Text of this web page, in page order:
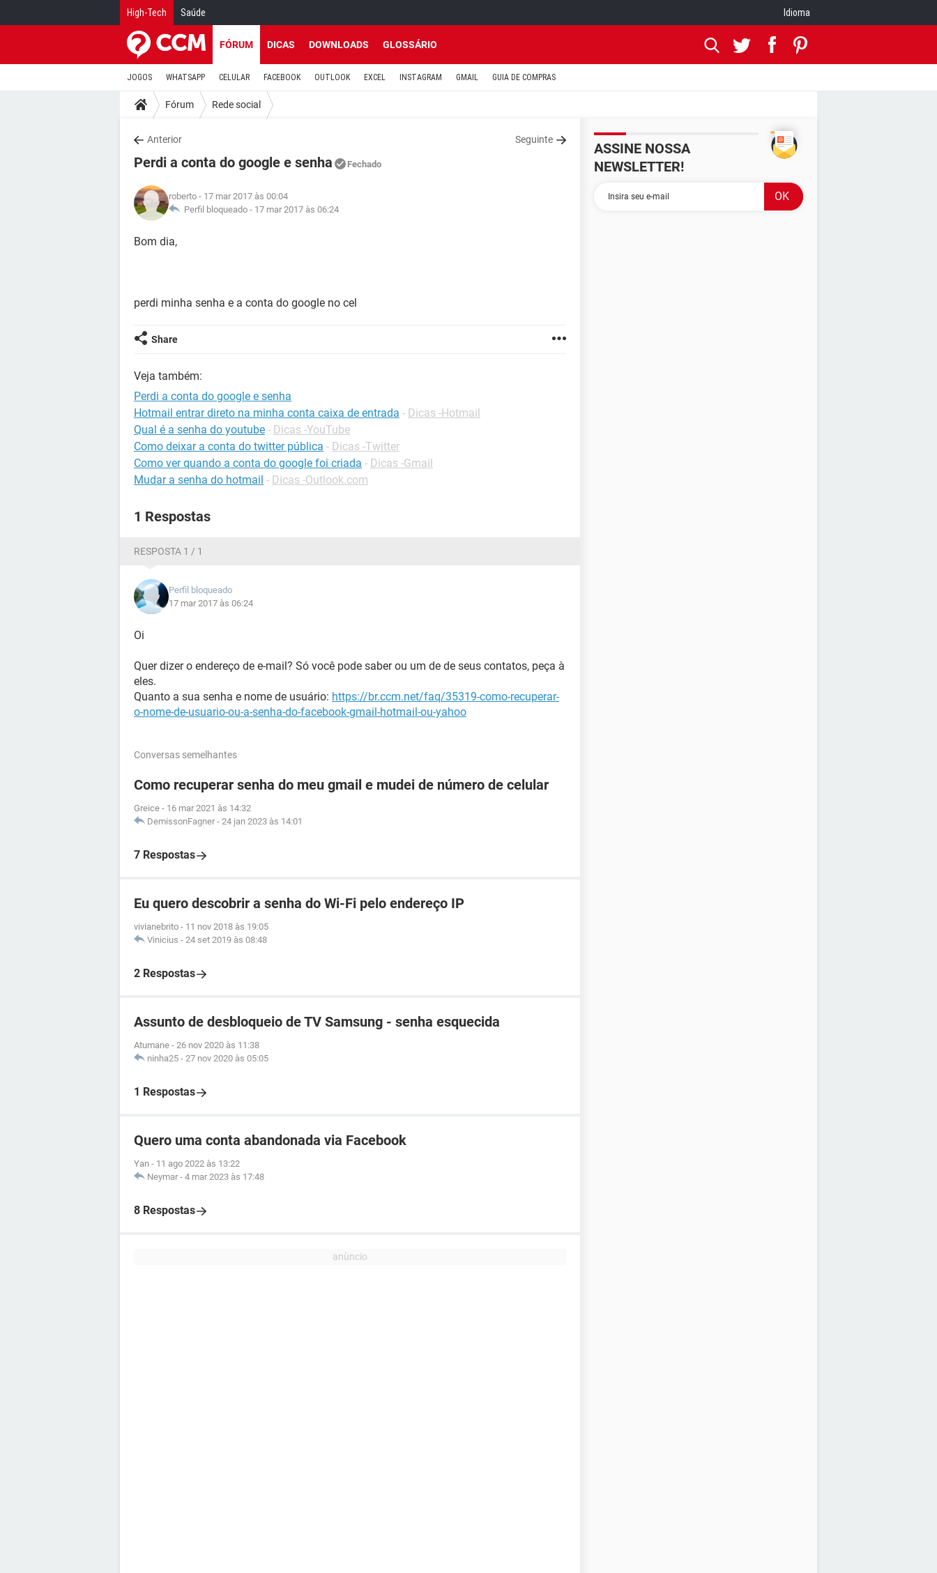
High-Tech Saúde Idioma
FÓRUM DICAS DOWNLOADS GLOSSÁRIO
JOGOS WHATSAPP CELULAR FACEBOOK OUTLOOK EXCEL INSTAGRAM GMAIL GUIA DE COMPRAS
Fórum Rede social
Anterior Seguinte
Perdi a conta do google e senha Fechado
roberto - 17 mar 2017 às 00:04
Perfil bloqueado - 17 mar 2017 às 06:24
Bom dia,
perdi minha senha e a conta do google no cel
Share
Veja também:
Perdi a conta do google e senha
Hotmail entrar direto na minha conta caixa de entrada - Dicas -Hotmail
Qual é a senha do youtube - Dicas -YouTube
Como deixar a conta do twitter pública - Dicas -Twitter
Como ver quando a conta do google foi criada - Dicas -Gmail
Mudar a senha do hotmail - Dicas -Outlook.com
1 Respostas
RESPOSTA 1 / 1
Perfil bloqueado
17 mar 2017 às 06:24
Oi
Quer dizer o endereço de e-mail? Só você pode saber ou um de de seus contatos, peça à
eles.
Quanto a sua senha e nome de usuário: https://br.ccm.net/faq/35319-como-recuperar-
o-nome-de-usuario-ou-a-senha-do-facebook-gmail-hotmail-ou-yahoo
Conversas semelhantes
Como recuperar senha do meu gmail e mudei de número de celular
Greice - 16 mar 2021 às 14:32
DemissonFagner - 24 jan 2023 às 14:01
7 Respostas
Eu quero descobrir a senha do Wi-Fi pelo endereço IP
vivianebrito - 11 nov 2018 às 19:05
Vinicius - 24 set 2019 às 08:48
2 Respostas
Assunto de desbloqueio de TV Samsung - senha esquecida
Atumane - 26 nov 2020 às 11:38
ninha25 - 27 nov 2020 às 05:05
1 Respostas
Quero uma conta abandonada via Facebook
Yan - 11 ago 2022 às 13:22
Neymar - 4 mar 2023 às 17:48
8 Respostas
ASSINE NOSSA
NEWSLETTER!